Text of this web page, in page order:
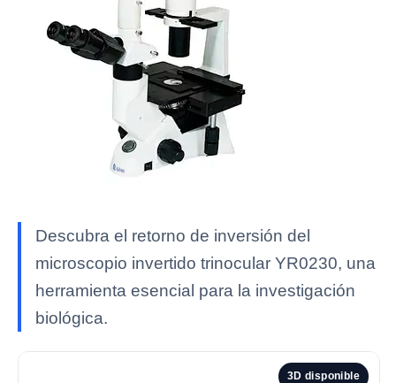
Descubra el retorno de inversión del
microscopio invertido trinocular YR0230, una
herramienta esencial para la investigación
biológica.
3D disponible